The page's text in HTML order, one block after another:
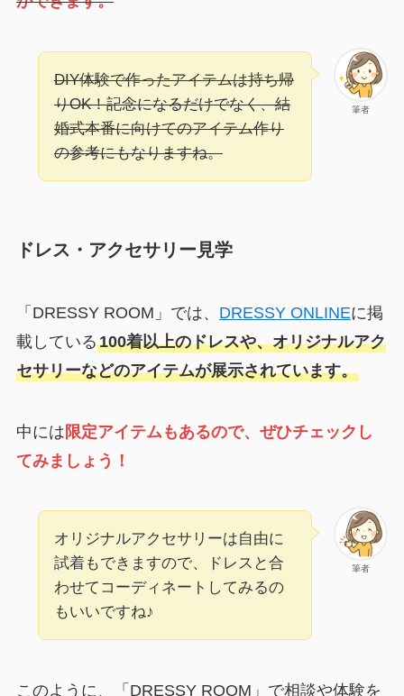
筆者
DIY体験で作ったアイテムは持ち帰
りOK！記念になるだけでなく、結
婚式本番に向けてのアイテム作り
の参考にもなりますね。
ドレス・アクセサリー見学
「DRESSY ROOM」では、 DRESSY ONLINEに掲
載している100着以上のドレスや、オリジナルアク
セサリーなどのアイテムが展示されています。
中には 限定アイテムもあるので、ぜひチェックし
てみましょう！
筆者
オリジナルアクセサリーは自由に
試着もできますので、ドレスと合
わせてコーディネートしてみるの
もいいですね♪
このように、「DRESSY ROOM」で相談や体験を